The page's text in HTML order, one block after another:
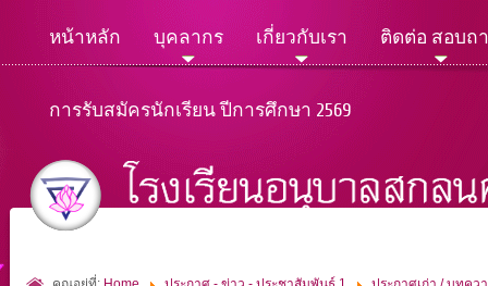
หน้าหลัก บุคลากร เกี่ยวกับเรา ติดต่อ สอบถ
การรับสมัครนักเรียน ปีการศึกษา 2569